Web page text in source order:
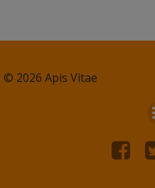
© 2026 Apis Vitae